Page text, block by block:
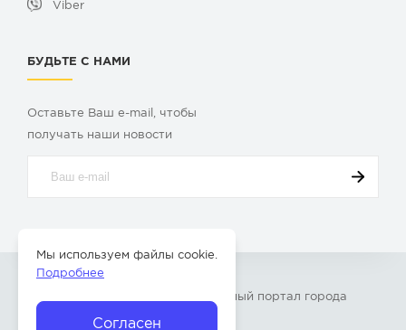
Viber
БУДЬТЕ С НАМИ
Оставьте Ваш e-mail, чтобы
получать наши новости
» – Главный портал города
Бор Нижегородской области
Согласен
Мы используем файлы cookie.
Подробнее